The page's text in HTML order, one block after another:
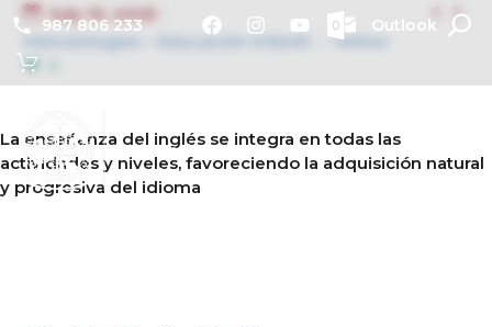
987 806 233 Outlook
 
July 10, 2025
Metodologías – Educación Infantil
Yellow
La enseñanza del inglés se integra en todas las
actividades y niveles, favoreciendo la adquisición natural
y progresiva del idioma